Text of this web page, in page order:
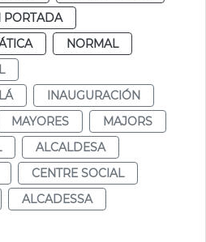
PORTADA
NORMAL
INAUGURACIÓN
MAYORES
MAJORS
ALCALDESA
CENTRE SOCIAL
ALCADESSA